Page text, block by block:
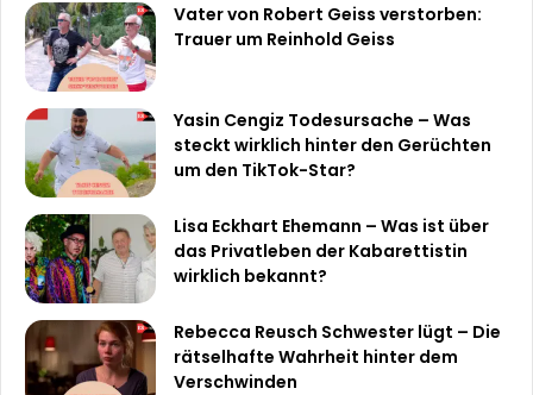
Vater von Robert Geiss verstorben:
Trauer um Reinhold Geiss
Yasin Cengiz Todesursache – Was
steckt wirklich hinter den Gerüchten
um den TikTok-Star?
Lisa Eckhart Ehemann – Was ist über
das Privatleben der Kabarettistin
wirklich bekannt?
Rebecca Reusch Schwester lügt – Die
rätselhafte Wahrheit hinter dem
Verschwinden